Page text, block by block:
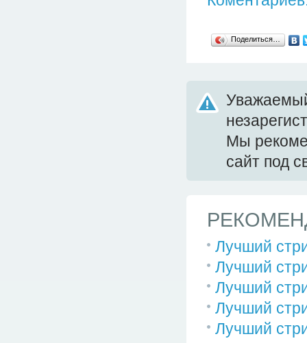
Поделиться…
Мы
сайт под
Лучший
Лучший
Лучший
Лучший
Лучший